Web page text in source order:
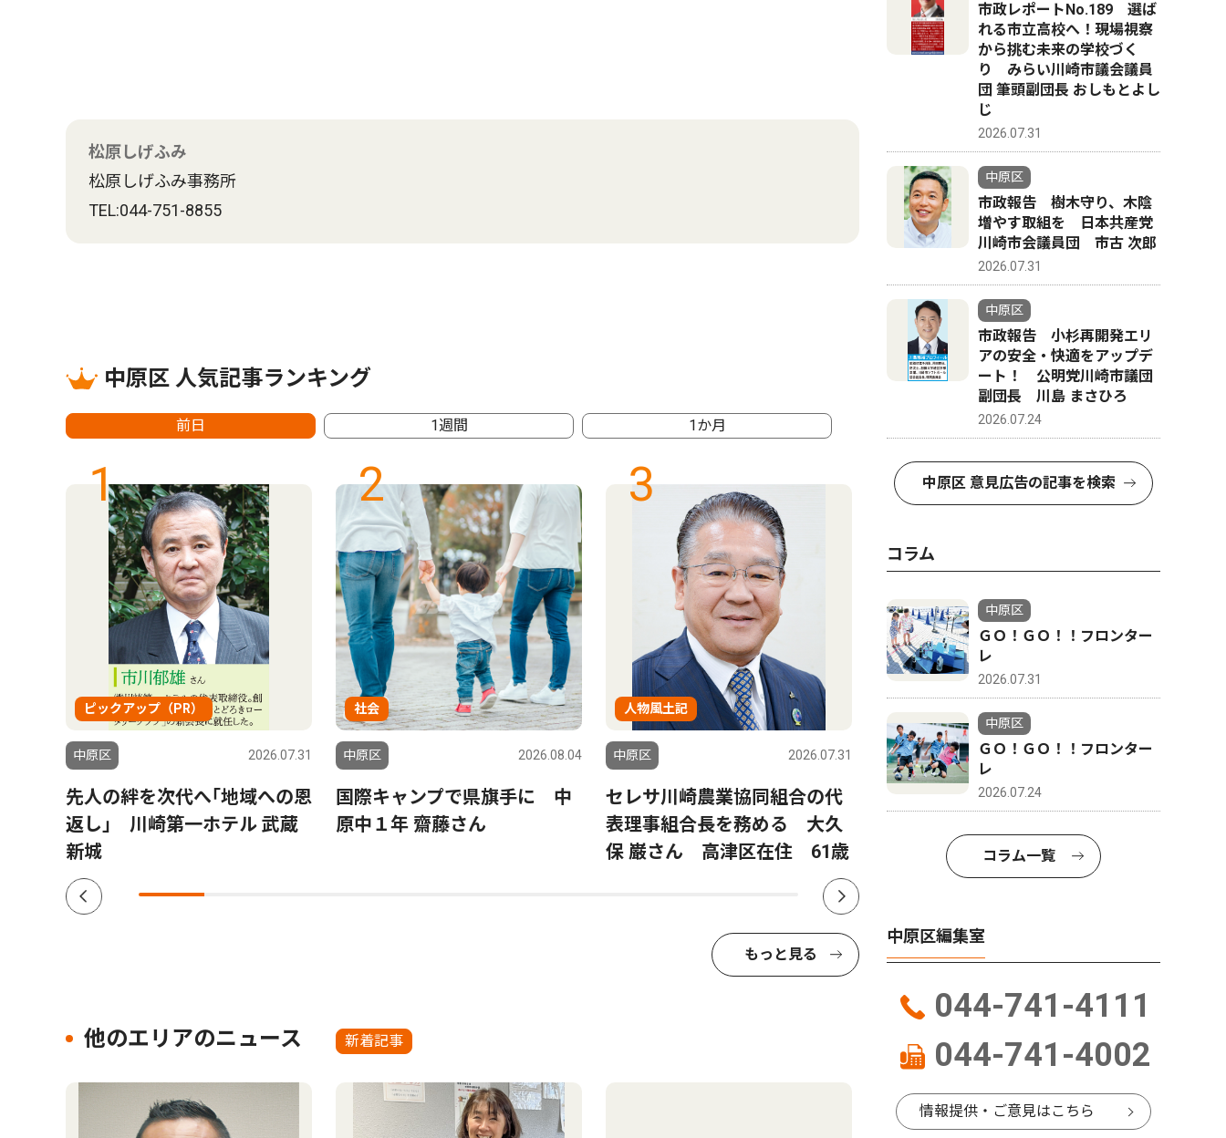
松原しげふみ
松原しげふみ事務所
TEL:044-751-8855
中原区 人気記事ランキング
前日 1週間 1か月
1
ピックアップ（PR）
中原区 2026.07.31
先人の絆を次代へ｢地域への恩
返し｣ 川崎第一ホテル 武蔵
新城
2
社会
中原区 2026.08.04
国際キャンプで県旗手に 中
原中１年 齋藤さん
3
人物風土記
中原区 2026.07.31
セレサ川崎農業協同組合の代
表理事組合長を務める 大久
保 巌さん 高津区在住 61歳
4
中原区 2026.07.31
平間銀座 恒例のサマーフェ
もっと見る
他のエリアのニュース 新着記事
市政レポートNo.189 選ば
れる市立高校へ！現場視察
から挑む未来の学校づく
り みらい川崎市議会議員
団 筆頭副団長 おしもとよし
じ
2026.07.31
中原区
市政報告 樹木守り、木陰
増やす取組を 日本共産党
川崎市会議員団 市古 次郎
2026.07.31
中原区
市政報告 小杉再開発エリ
アの安全・快適をアップデ
ート！ 公明党川崎市議団
副団長 川島 まさひろ
2026.07.24
中原区 意見広告の記事を検索
コラム
中原区
ＧＯ！ＧＯ！！フロンター
レ
2026.07.31
中原区
ＧＯ！ＧＯ！！フロンター
レ
2026.07.24
コラム一覧
中原区編集室
044-741-4111
044-741-4002
情報提供・ご意見はこちら